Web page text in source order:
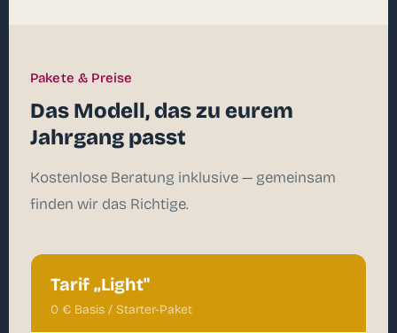
Pakete & Preise
Das Modell, das zu eurem
Jahrgang passt
Kostenlose Beratung inklusive — gemeinsam
finden wir das Richtige.
Tarif „Light"
0 € Basis / Starter-Paket